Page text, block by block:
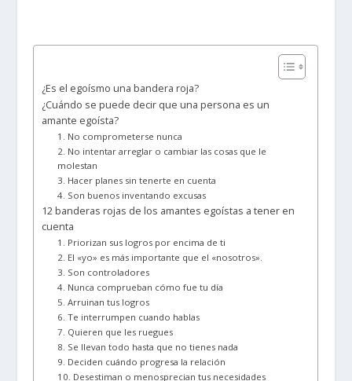
¿Es el egoísmo una bandera roja?
¿Cuándo se puede decir que una persona es un
amante egoísta?
1. No comprometerse nunca
2. No intentar arreglar o cambiar las cosas que le
molestan
3. Hacer planes sin tenerte en cuenta
4. Son buenos inventando excusas
12 banderas rojas de los amantes egoístas a tener en
cuenta
1. Priorizan sus logros por encima de ti
2. El «yo» es más importante que el «nosotros».
3. Son controladores
4. Nunca comprueban cómo fue tu día
5. Arruinan tus logros
6. Te interrumpen cuando hablas
7. Quieren que les ruegues
8. Se llevan todo hasta que no tienes nada
9. Deciden cuándo progresa la relación
10. Desestiman o menosprecian tus necesidades